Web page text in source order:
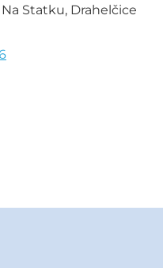
Drahelčice